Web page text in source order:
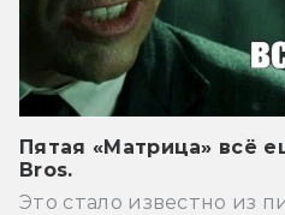
Пятая «Матрица» всё
Bros.
Это стало известно из